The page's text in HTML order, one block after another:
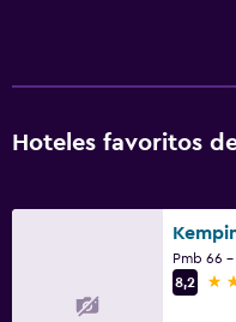
Hoteles favoritos
Pmb 66 -
8,2
5